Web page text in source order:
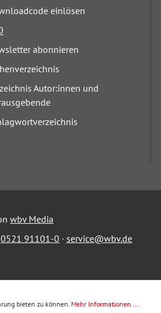
einlösen
abonnieren
Autor:innen und
wbv Media
0521 91101-0 · service@wbv.de
bieten zu können. Mehr Informationen ...